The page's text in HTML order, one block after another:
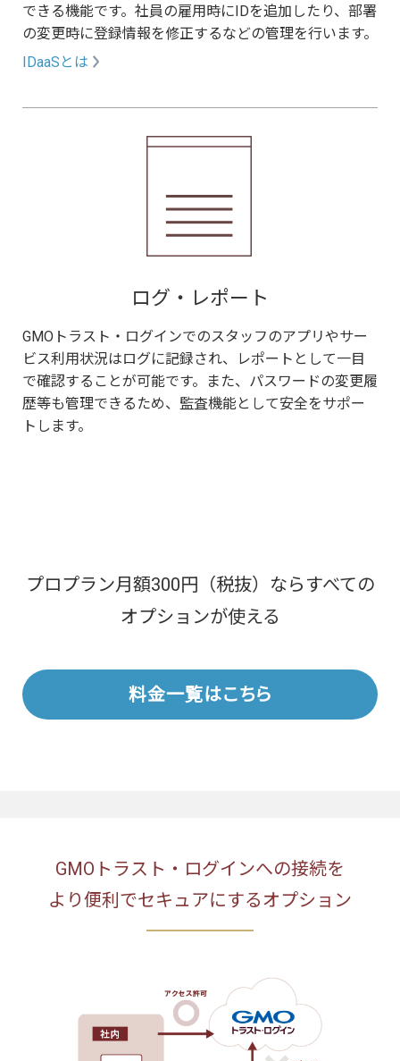
できる機能です。社員の雇用時にIDを追加したり、部署
の変更時に登録情報を修正するなどの管理を行います。
IDaaSとは
ログ・レポート
GMOトラスト・ログインでのスタッフのアプリやサー
ビス利用状況はログに記録され、レポートとして一目
で確認することが可能です。また、パスワードの変更履
歴等も管理できるため、監査機能として安全をサポー
トします。
プロプラン月額300円（税抜）ならすべての
オプションが使える
料金一覧はこちら
GMOトラスト・ログインへの接続を
より便利でセキュアにするオプション